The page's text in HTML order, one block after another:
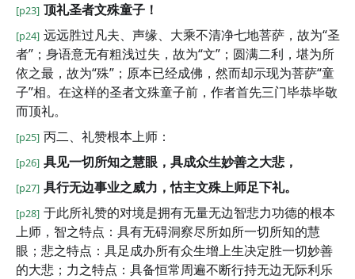
[p23] 顶礼圣者文殊童子！
[p24] 远远胜过凡夫、声缘、大乘不清净七地菩萨，故为“圣
者”；身语意无有粗浅过失，故为“文”；圆满二利，堪为所
依之最，故为“殊”；原本已经成佛，然而却示现为菩萨“童
子”相。在这样的圣者文殊童子前，作者首先三门毕恭毕敬
而顶礼。
[p25] 丙二、礼赞根本上师：
[p26] 具见一切所知之慧眼，具成众生妙善之大悲，
[p27] 具行无边事业之威力，怙主文殊上师足下礼。
[p28] 于此所礼赞的对境是拥有无量无边智悲力功德的根本
上师，智之特点：具有无碍洞察尽所如所一切所知的慧
眼；悲之特点：具足成办所有众生增上生决定胜一切妙善
的大悲；力之特点：具备恒常周遍不断行持无边无际利乐